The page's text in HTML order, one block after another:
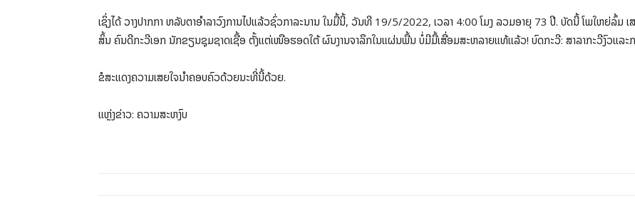
ເຊິ່ງໄດ້ ວາງປາກກາ ຫລັບຕາອຳລາວົງການໄປແລ້ວຊົ່ວກາລະນານ ໃນມື້ນີ້, ວັນທີ 19/5/2022, ເວລາ 4:00 ໂມງ ລວມອາຍຸ 73 ປີ. ບັດນີ້ ໂພໃຫຍ່ລົ້ມ
ສິ້ນ ຄົນດີກະວີເອກ ນັກຂຽນຊຸມຊາດເຊື້ອ ຕັ້ງແຕ່ເໜືອຮອດໃຕ້ ຜົນງານຈາລຶກໃນແຜ່ນພື້ນ ບໍ່ມີມື້ເສື່ອມສະຫລາຍແທ້ແລ້ວ! ບົດກະວີ: ສາລາກະວີງົວແລະ
ຂໍສະແດງຄວາມເສຍໃຈນຳຄອບຄົວດ້ວຍນະທີ່ນີ້ດ້ວຍ.
ແຫຼ່ງຂ່າວ: ຄວາມສະຫງົບ